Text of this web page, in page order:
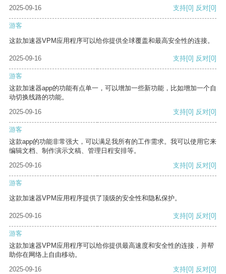
2025-09-16 支持[0] 反对[0]
游客
这款加速器VPM应用程序可以给你提供全球覆盖和最高安全性的连接。
2025-09-16 支持[0] 反对[0]
游客
这款加速器app的功能有点单一，可以增加一些新功能，比如增加一个自
动切换线路的功能。
2025-09-16
支持[0] 反对[0]
游客
这款app的功能非常强大，可以满足我所有的工作需求。我可以使用它来
编辑文档、制作演示文稿、管理日程安排等。
2025-09-16
支持[0] 反对[0]
游客
这款加速器VPM应用程序提供了顶级的安全性和隐私保护。
2025-09-16 支持[0] 反对[0]
游客
这款加速器VPM应用程序可以给你提供最高速度和安全性的连接，并帮
助你在网络上自由移动。
2025-09-16
支持[0] 反对[0]